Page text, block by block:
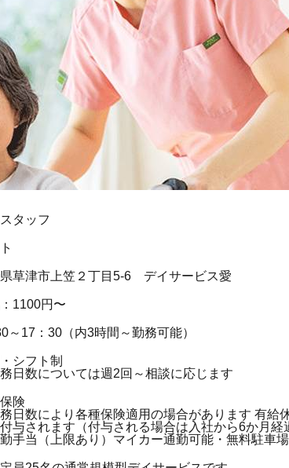
タッフ
草津市上笠２丁目5-6 デイサービス愛
1100円〜
～17：30（内3時間～勤務可能）
シフト制
務日数については週2回～相談に応じます
険
務日数により各種保険適用の場合があります 有給
与されます（付与される場合は入社から6か月経
勤手当（上限あり）マイカー通勤可能・無料駐車